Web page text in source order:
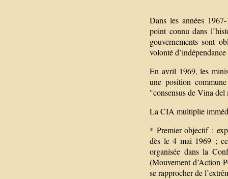
Dans les années
point connu dans
gouvernements sont
volonté
En avril 1969, les
une position
"consensus de Vina
La CIA multiplie
* Premier objectif :
dès le 4 mai 1969 ;
organisée dans la
(Mouvement d’Action
se rapprocher de